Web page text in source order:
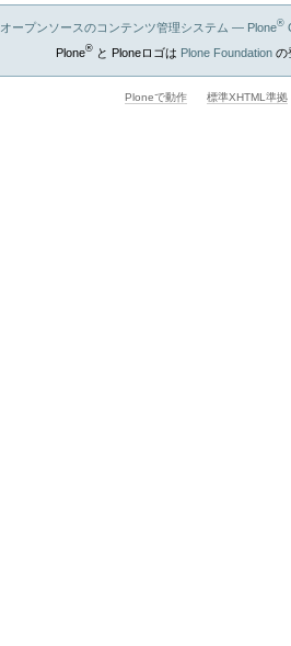
オープンソースのコンテンツ管理システム — Plone®
Plone® と Ploneロゴは Plone Foundation の
Ploneで動作 標準XHTML準拠